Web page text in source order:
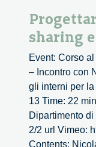
sharing
Event: Corso
– Incontro con
gli interni per
13 Time: 22
Dipartimento
2/2 url Vimeo:
Contents: